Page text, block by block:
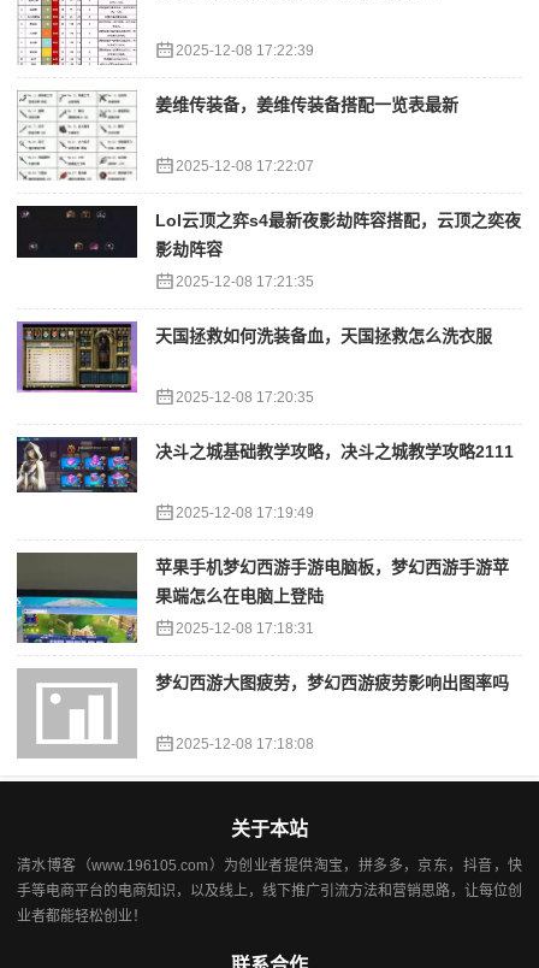
2025-12-08 17:22:39
姜维传装备，姜维传装备搭配一览表最新
2025-12-08 17:22:07
Lol云顶之弈s4最新夜影劫阵容搭配，云顶之奕夜
影劫阵容
2025-12-08 17:21:35
天国拯救如何洗装备血，天国拯救怎么洗衣服
2025-12-08 17:20:35
决斗之城基础教学攻略，决斗之城教学攻略2111
2025-12-08 17:19:49
苹果手机梦幻西游手游电脑板，梦幻西游手游苹
果端怎么在电脑上登陆
2025-12-08 17:18:31
梦幻西游大图疲劳，梦幻西游疲劳影响出图率吗
2025-12-08 17:18:08
关于本站
清水博客（www.196105.com）为创业者提供淘宝，拼多多，京东，抖音，快
手等电商平台的电商知识，以及线上，线下推广引流方法和营销思路，让每位创
业者都能轻松创业！